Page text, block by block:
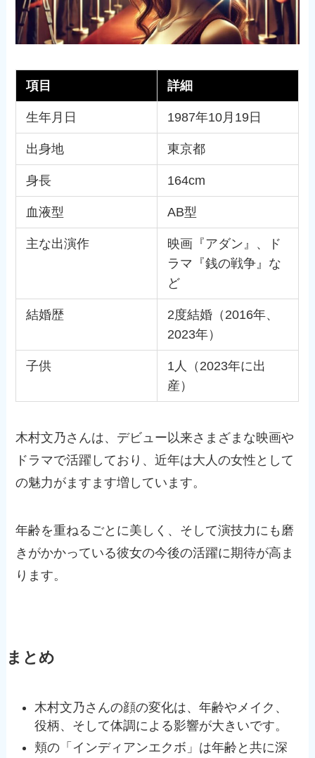
項目 詳細
生年月日 1987年10月19日
出身地 東京都
身長 164cm
血液型 AB型
主な出演作
映画『アダン』、ド
ラマ『銭の戦争』な
ど
結婚歴
2度結婚（2016年、
2023年）
子供
1人（2023年に出
産）
木村文乃さんは、デビュー以来さまざまな映画や
ドラマで活躍しており、近年は大人の女性として
の魅力がますます増しています。
年齢を重ねるごとに美しく、そして演技力にも磨
きがかかっている彼女の今後の活躍に期待が高ま
ります。
まとめ
木村文乃さんの顔の変化は、年齢やメイク、
役柄、そして体調による影響が大きいです。
頬の「インディアンエクボ」は年齢と共に深